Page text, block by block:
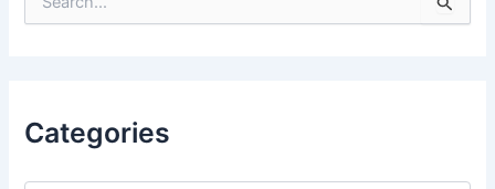
e
f
r
Categories